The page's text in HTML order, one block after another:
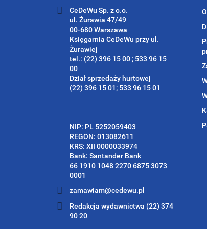
CeDeWu Sp. z o.o.
ul. Żurawia 47/49
00-680 Warszawa
Księgarnia CeDeWu przy ul.
Żurawiej
tel.: (22) 396 15 00 ; 533 96 15
00
Dział sprzedaży hurtowej
(22) 396 15 01; 533 96 15 01
NIP: PL 5252059403
REGON: 013082611
KRS: XII 0000033974
Bank: Santander Bank
66 1910 1048 2270 6875 3073
0001
zamawiam@cedewu.pl
Redakcja wydawnictwa (22) 374
90 20